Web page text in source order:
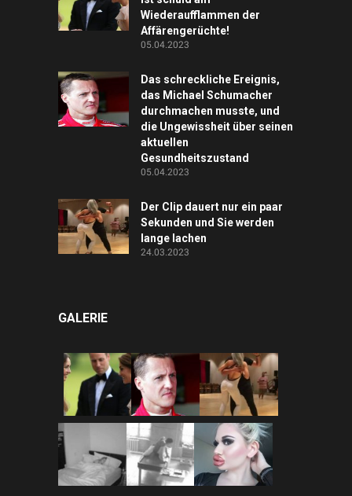
Wiederaufflammen der
Affärengerüchte!
05.04.2023
Das schreckliche Ereignis,
das Michael Schumacher
durchmachen musste, und
die Ungewissheit über seinen
aktuellen
Gesundheitszustand
05.04.2023
Der Clip dauert nur ein paar
Sekunden und Sie werden
lange lachen
24.03.2023
GALERIE